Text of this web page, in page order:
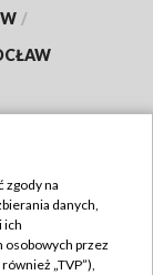
/
zgody na
danych,
ich
osobowych przez
„TVP”),